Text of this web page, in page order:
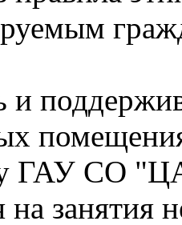
и
ГАУ СО
занятия